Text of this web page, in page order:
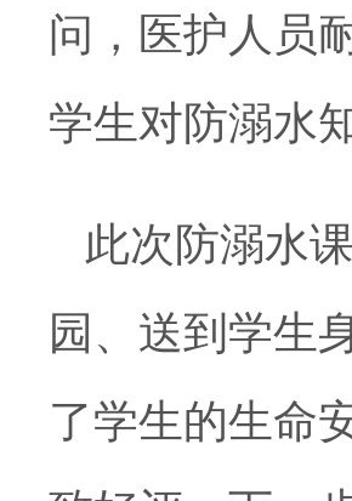
问，医护人员
学生对防溺水
此次防溺水
园、送到学生
了学生的生命